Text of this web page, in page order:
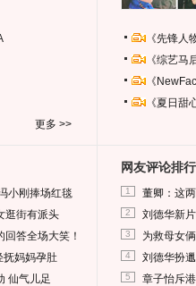
更多 >>
《先锋
《综艺
《
《夏日
小刚捧场红毯
逛街有派头
答全场大笑！
抚妈妈孕肚
仙气儿足
网友评论排行
1 董卿：这
2 刘德华新
3 为救母女
4 刘德华扮
5 章子怡斥